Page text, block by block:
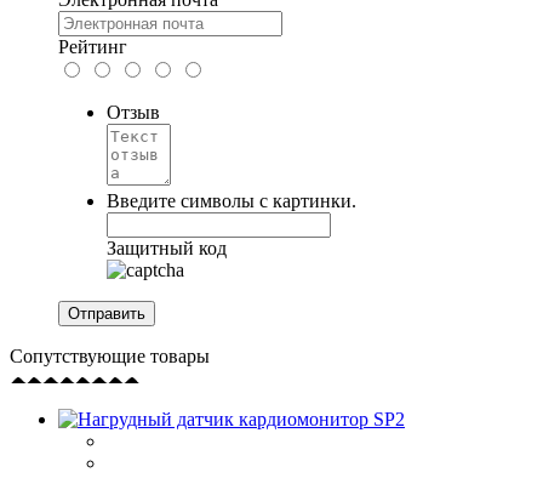
Рейтинг
Отзыв
Введите символы с картинки.
Защитный код
Сопутствующие товары